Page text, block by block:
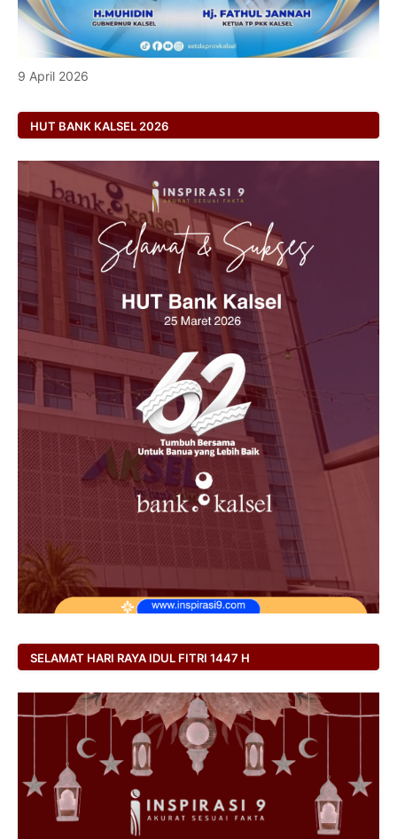
9 April 2026
HUT BANK KALSEL 2026
SELAMAT HARI RAYA IDUL FITRI 1447 H